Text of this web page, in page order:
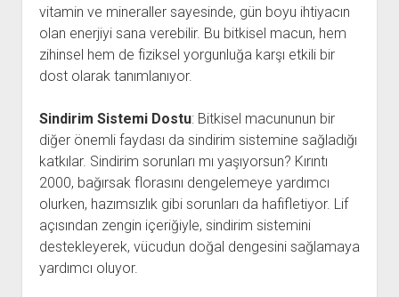
vitamin ve mineraller sayesinde, gün boyu ihtiyacın
olan enerjiyi sana verebilir. Bu bitkisel macun, hem
zihinsel hem de fiziksel yorgunluğa karşı etkili bir
dost olarak tanımlanıyor.
Sindirim Sistemi Dostu: Bitkisel macununun bir
diğer önemli faydası da sindirim sistemine sağladığı
katkılar. Sindirim sorunları mı yaşıyorsun? Kırıntı
2000, bağırsak florasını dengelemeye yardımcı
olurken, hazımsızlık gibi sorunları da hafifletiyor. Lif
açısından zengin içeriğiyle, sindirim sistemini
destekleyerek, vücudun doğal dengesini sağlamaya
yardımcı oluyor.